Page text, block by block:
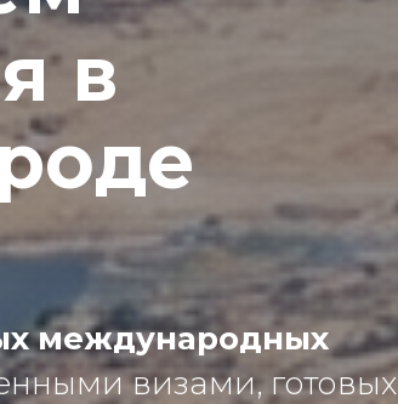
в
международных
визами, готовых